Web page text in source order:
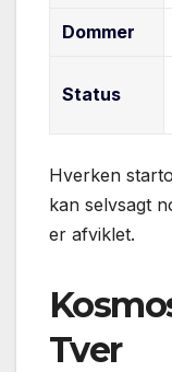
Dommer
Status
Hverken
kan selvsagt
er afviklet.
Tver